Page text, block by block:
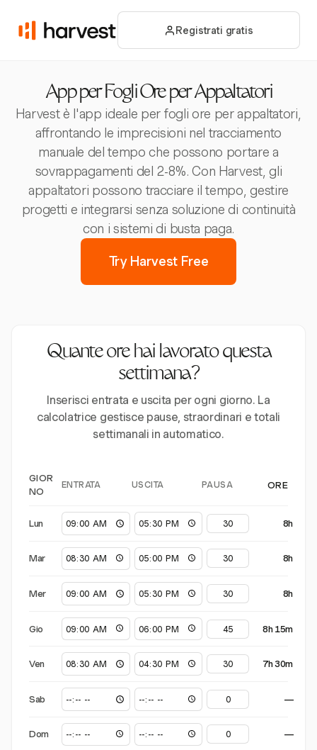
Registrati gratis
App per Fogli Ore per Appaltatori
Harvest è l'app ideale per fogli ore per appaltatori,
affrontando le imprecisioni nel tracciamento
manuale del tempo che possono portare a
sovrappagamenti del 2-8%. Con Harvest, gli
appaltatori possono tracciare il tempo, gestire
progetti e integrarsi senza soluzione di continuità
con i sistemi di busta paga.
Try Harvest Free
Quante ore hai lavorato questa
settimana?
Inserisci entrata e uscita per ogni giorno. La
calcolatrice gestisce pause, straordinari e totali
settimanali in automatico.
GIOR
NO
ENTRATA USCITA PAUSA ORE
Lun 8h
Mar 8h
Mer 8h
Gio 8h 15m
Ven 7h 30m
Sab —
Dom —